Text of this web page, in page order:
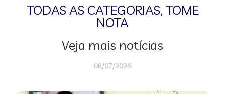
TODAS AS CATEGORIAS, TOME
NOTA
Veja mais notícias
08/07/2026